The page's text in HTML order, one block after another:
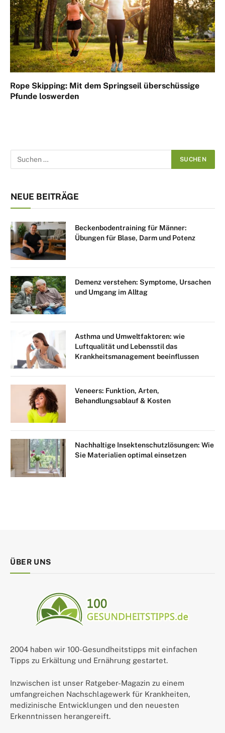
Rope Skipping: Mit dem Springseil überschüssige
Pfunde loswerden
NEUE BEITRÄGE
Beckenbodentraining für Männer:
Übungen für Blase, Darm und Potenz
Demenz verstehen: Symptome, Ursachen
und Umgang im Alltag
Asthma und Umweltfaktoren: wie
Luftqualität und Lebensstil das
Krankheitsmanagement beeinflussen
Veneers: Funktion, Arten,
Behandlungsablauf & Kosten
Nachhaltige Insektenschutzlösungen: Wie
Sie Materialien optimal einsetzen
ÜBER UNS
2004 haben wir 100-Gesundheitstipps mit einfachen
Tipps zu Erkältung und Ernährung gestartet.
Inzwischen ist unser Ratgeber-Magazin zu einem
umfangreichen Nachschlagewerk für Krankheiten,
medizinische Entwicklungen und den neuesten
Erkenntnissen herangereift.